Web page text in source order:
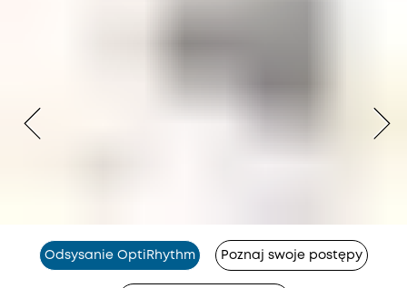
Odsysanie OptiRhythm Poznaj swoje postępy